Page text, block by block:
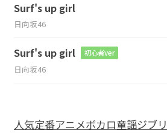
Surf's up girl
日向坂46
Surf's up girl 初心者ver
日向坂46
人気定番アニメボカロ童謡ジブリ